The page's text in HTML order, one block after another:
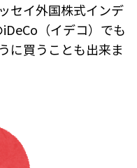
セイ外国株式インデ
（イデコ）でも
に買うことも出来ま